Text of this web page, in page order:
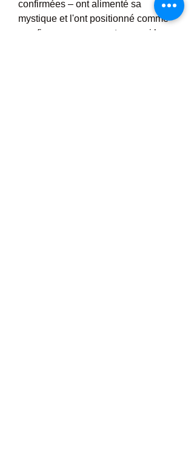
confirmées – ont alimenté sa
mystique et l'ont positionné comme
une figure « au courant » parmi les